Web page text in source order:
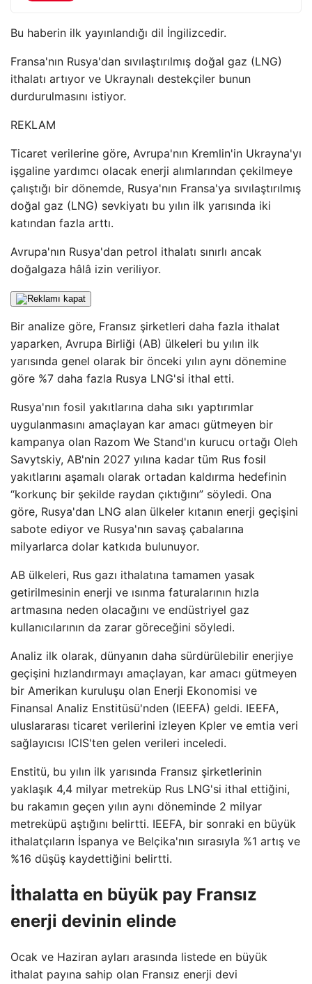
Bu haberin ilk yayınlandığı dil İngilizcedir.
Fransa'nın Rusya'dan sıvılaştırılmış doğal gaz (LNG)
ithalatı artıyor ve Ukraynalı destekçiler bunun
durdurulmasını istiyor.
REKLAM
Ticaret verilerine göre, Avrupa'nın Kremlin'in Ukrayna'yı
işgaline yardımcı olacak enerji alımlarından çekilmeye
çalıştığı bir dönemde, Rusya'nın Fransa'ya sıvılaştırılmış
doğal gaz (LNG) sevkiyatı bu yılın ilk yarısında iki
katından fazla arttı.
Avrupa'nın Rusya'dan petrol ithalatı sınırlı ancak
doğalgaza hâlâ izin veriliyor.
Bir analize göre, Fransız şirketleri daha fazla ithalat
yaparken, Avrupa Birliği (AB) ülkeleri bu yılın ilk
yarısında genel olarak bir önceki yılın aynı dönemine
göre %7 daha fazla Rusya LNG'si ithal etti.
Rusya'nın fosil yakıtlarına daha sıkı yaptırımlar
uygulanmasını amaçlayan kar amacı gütmeyen bir
kampanya olan Razom We Stand'ın kurucu ortağı Oleh
Savytskiy, AB'nin 2027 yılına kadar tüm Rus fosil
yakıtlarını aşamalı olarak ortadan kaldırma hedefinin
“korkunç bir şekilde raydan çıktığını” söyledi. Ona
göre, Rusya'dan LNG alan ülkeler kıtanın enerji geçişini
sabote ediyor ve Rusya'nın savaş çabalarına
milyarlarca dolar katkıda bulunuyor.
AB ülkeleri, Rus gazı ithalatına tamamen yasak
getirilmesinin enerji ve ısınma faturalarının hızla
artmasına neden olacağını ve endüstriyel gaz
kullanıcılarının da zarar göreceğini söyledi.
Analiz ilk olarak, dünyanın daha sürdürülebilir enerjiye
geçişini hızlandırmayı amaçlayan, kar amacı gütmeyen
bir Amerikan kuruluşu olan Enerji Ekonomisi ve
Finansal Analiz Enstitüsü'nden (IEEFA) geldi. IEEFA,
uluslararası ticaret verilerini izleyen Kpler ve emtia veri
sağlayıcısı ICIS'ten gelen verileri inceledi.
Enstitü, bu yılın ilk yarısında Fransız şirketlerinin
yaklaşık 4,4 milyar metreküp Rus LNG'si ithal ettiğini,
bu rakamın geçen yılın aynı döneminde 2 milyar
metreküpü aştığını belirtti. IEEFA, bir sonraki en büyük
ithalatçıların İspanya ve Belçika'nın sırasıyla %1 artış ve
%16 düşüş kaydettiğini belirtti.
İthalatta en büyük pay Fransız
enerji devinin elinde
Ocak ve Haziran ayları arasında listede en büyük
ithalat payına sahip olan Fransız enerji devi